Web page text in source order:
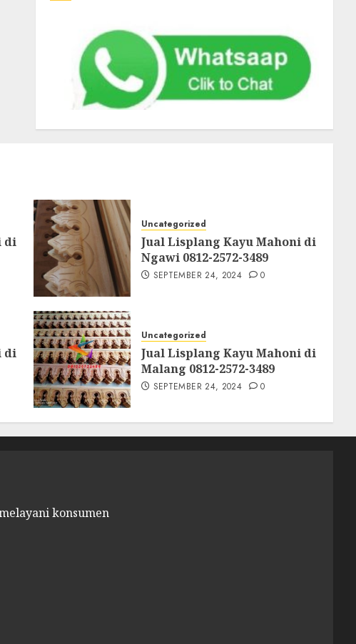
di
Uncategorized
Jual Lisplang Kayu Mahoni di
Ngawi 0812-2572-3489
SEPTEMBER 24, 2024 0
di
Uncategorized
Jual Lisplang Kayu Mahoni di
Malang 0812-2572-3489
SEPTEMBER 24, 2024 0
konsumen